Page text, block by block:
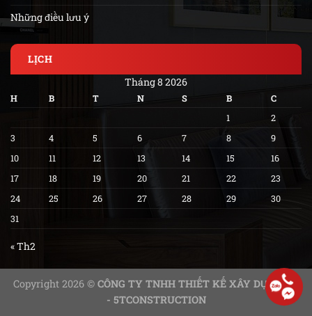
Những điều lưu ý
LỊCH
Tháng 8 2026
H B T N S B
C
1
2
3
4 5 6 7 8
9
10
11 12 13 14 15
16
17
18 19 20 21 22
23
24
25 26 27 28 29
30
31
« Th2
Copyright 2026 © CÔNG TY TNHH THIẾT KẾ XÂY DỰNG 5T
- 5TCONSTRUCTION